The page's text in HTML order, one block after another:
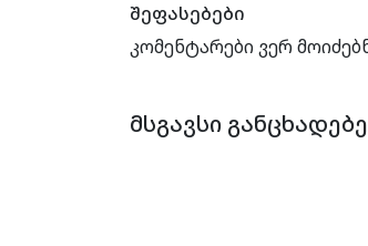
შეფასებები
კომენტარები ვერ
ᲛᲡᲒᲐᲕᲡᲘ